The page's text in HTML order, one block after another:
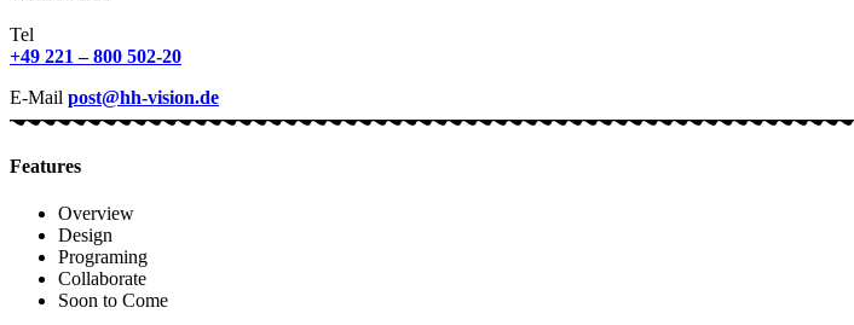
Tel
+49 221 – 800 502-20
E-Mail post@hh-vision.de
Features
Overview
Design
Programing
Collaborate
Soon to Come